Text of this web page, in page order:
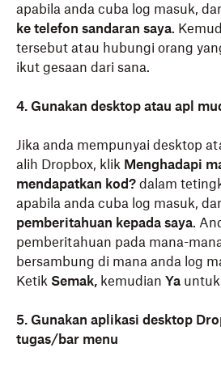
apabila anda cuba log masuk,
ke telefon sandaran saya.
tersebut atau hubungi orang
ikut gesaan dari sana.
4. Gunakan desktop atau apl
Jika anda mempunyai desktop
alih Dropbox, klik Menghadapi
mendapatkan kod? dalam
apabila anda cuba log masuk,
pemberitahuan kepada saya.
pemberitahuan pada mana-
bersambung di mana anda log
Ketik Semak, kemudian Ya
5. Gunakan aplikasi desktop
tugas/bar menu